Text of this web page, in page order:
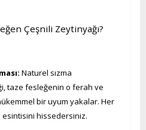
Çeşnili Zeytinyağı?
Naturel sızma
taze fesleğenin o ferah ve
bir uyum yakalar. Her
esintisini hissedersiniz.